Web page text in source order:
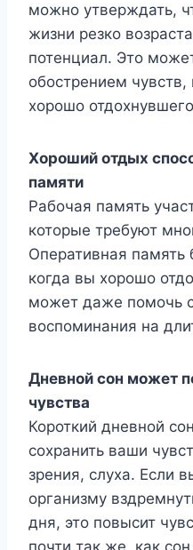
можно утверждать,
жизни резко
потенциал. Это
обострением чувств,
хорошо
Хороший отдых
памяти
Рабочая память
которые требуют
Оперативная память
когда вы хорошо
может даже помочь
воспоминания на
Дневной сон может
чувства
Короткий дневной
сохранить ваши
зрения, слуха. Если
организму
дня, это повысит